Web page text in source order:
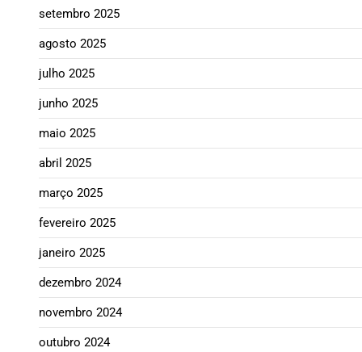
setembro 2025
agosto 2025
julho 2025
junho 2025
maio 2025
abril 2025
março 2025
fevereiro 2025
janeiro 2025
dezembro 2024
novembro 2024
outubro 2024